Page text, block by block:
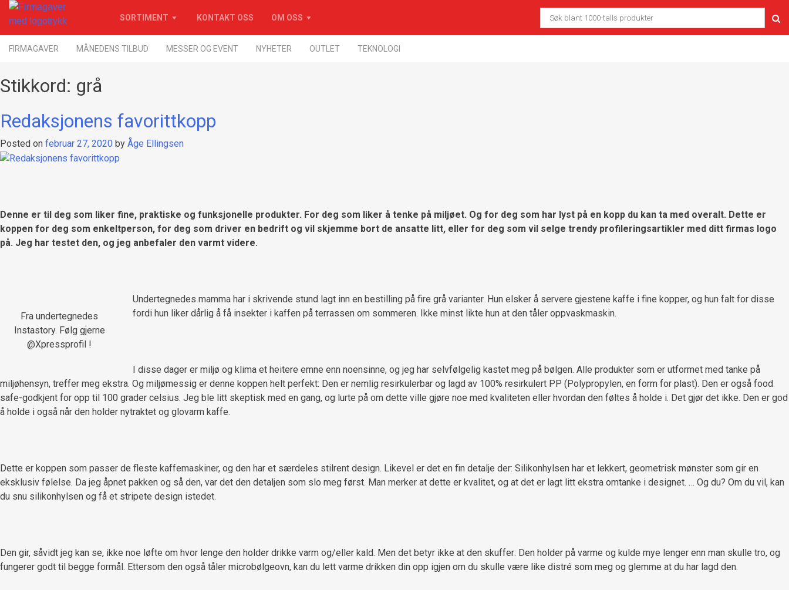
Skip
content
Firmagaver med logotrykk
Xpress Profil
SORTIMENT KONTAKT OSS OM OSS
FIRMAGAVER MÅNEDENS TILBUD MESSER OG EVENT NYHETER OUTLET TEKNOLOGI
Stikkord: grå
Redaksjonens favorittkopp
Posted on februar 27, 2020 by Åge Ellingsen
Denne er til deg som liker fine, praktiske og funksjonelle produkter. For deg som liker å tenke på miljøet. Og for deg som har lyst på en kopp du kan ta med overalt. Dette er
koppen for deg som enkeltperson, for deg som driver en bedrift og vil skjemme bort de ansatte litt, eller for deg som vil selge trendy profileringsartikler med ditt firmas logo
på. Jeg har testet den, og jeg anbefaler den varmt videre.
Fra undertegnedes
Instastory. Følg gjerne
@Xpressprofil !
Undertegnedes mamma har i skrivende stund lagt inn en bestilling på fire grå varianter. Hun elsker å servere gjestene kaffe i fine kopper, og hun falt for disse
fordi hun liker dårlig å få insekter i kaffen på terrassen om sommeren. Ikke minst likte hun at den tåler oppvaskmaskin.
I disse dager er miljø og klima et heitere emne enn noensinne, og jeg har selvfølgelig kastet meg på bølgen. Alle produkter som er utformet med tanke på
miljøhensyn, treffer meg ekstra. Og miljømessig er denne koppen helt perfekt: Den er nemlig resirkulerbar og lagd av 100% resirkulert PP (Polypropylen, en form for plast). Den er også food
safe-godkjent for opp til 100 grader celsius. Jeg ble litt skeptisk med en gang, og lurte på om dette ville gjøre noe med kvaliteten eller hvordan den føltes å holde i. Det gjør det ikke. Den er god
å holde i også når den holder nytraktet og glovarm kaffe.
Dette er koppen som passer de fleste kaffemaskiner, og den har et særdeles stilrent design. Likevel er det en fin detalje der: Silikonhylsen har et lekkert, geometrisk mønster som gir en
eksklusiv følelse. Da jeg åpnet pakken og så den, var det den detaljen som slo meg først. Man merker at dette er kvalitet, og at det er lagt litt ekstra omtanke i designet. … Og du? Om du vil, kan
du snu silikonhylsen og få et stripete design istedet.
Den gir, såvidt jeg kan se, ikke noe løfte om hvor lenge den holder drikke varm og/eller kald. Men det betyr ikke at den skuffer: Den holder på varme og kulde mye lenger enn man skulle tro, og
fungerer godt til begge formål. Ettersom den også tåler microbølgeovn, kan du lett varme drikken din opp igjen om du skulle være like distré som meg og glemme at du har lagd den.